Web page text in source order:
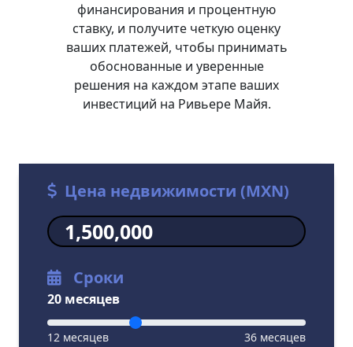
финансирования и процентную
ставку, и получите четкую оценку
ваших платежей, чтобы принимать
обоснованные и уверенные
решения на каждом этапе ваших
инвестиций на Ривьере Майя.
Цена недвижимости (MXN)
Сроки
20 месяцев
12 месяцев 36 месяцев